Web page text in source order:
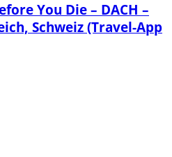
You Die – DACH –
Schweiz (Travel-App